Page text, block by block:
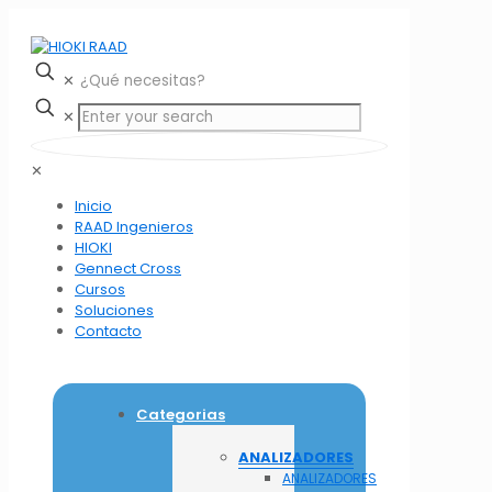
✕
✕
✕
Inicio
RAAD Ingenieros
HIOKI
Gennect Cross
Cursos
Soluciones
Contacto
Categorias
ANALIZADORES
ANALIZADORES